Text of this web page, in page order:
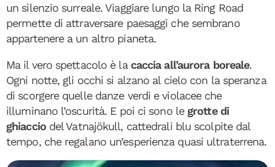
un silenzio surreale. Viaggiare lungo la Ring Road
permette di attraversare paesaggi che sembrano
appartenere a un altro pianeta.
Ma il vero spettacolo è la caccia all’aurora boreale.
Ogni notte, gli occhi si alzano al cielo con la speranza
di scorgere quelle danze verdi e violacee che
illuminano l’oscurità. E poi ci sono le grotte di
ghiacciodel Vatnajökull, cattedrali blu scolpite dal
tempo, che regalano un’esperienza quasi ultraterrena.